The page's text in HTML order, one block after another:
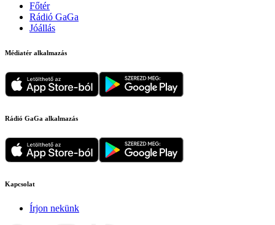
Főtér
Rádió GaGa
Jóállás
Médiatér alkalmazás
Rádió GaGa alkalmazás
Kapcsolat
Írjon nekünk